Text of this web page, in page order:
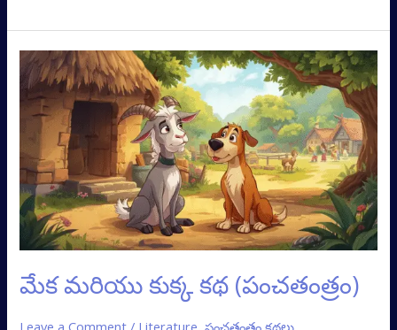
మేక మరియు కుక్క కథ (పంచతంత్రం)
Leave a Comment / Literature,పంచతంత్రం కథలు
మేక
మరియు
కుక్క
కథ
(పంచతంత్రం)